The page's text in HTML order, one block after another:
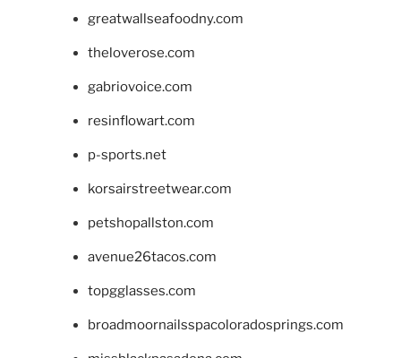
greatwallseafoodny.com
theloverose.com
gabriovoice.com
resinflowart.com
p-sports.net
korsairstreetwear.com
petshopallston.com
avenue26tacos.com
topgglasses.com
broadmoornailsspacoloradosprings.com